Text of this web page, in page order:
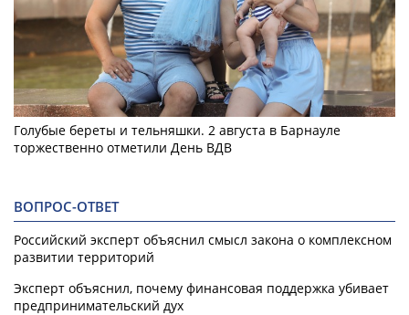
Голубые береты и тельняшки. 2 августа в Барнауле
торжественно отметили День ВДВ
ВОПРОС-ОТВЕТ
Российский эксперт объяснил смысл закона о комплексном
развитии территорий
Эксперт объяснил, почему финансовая поддержка убивает
предпринимательский дух